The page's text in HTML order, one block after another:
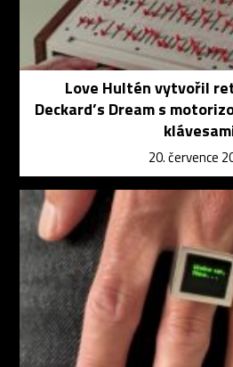
Love Hultén vytvořil
Deckard’s Dream s
20. července